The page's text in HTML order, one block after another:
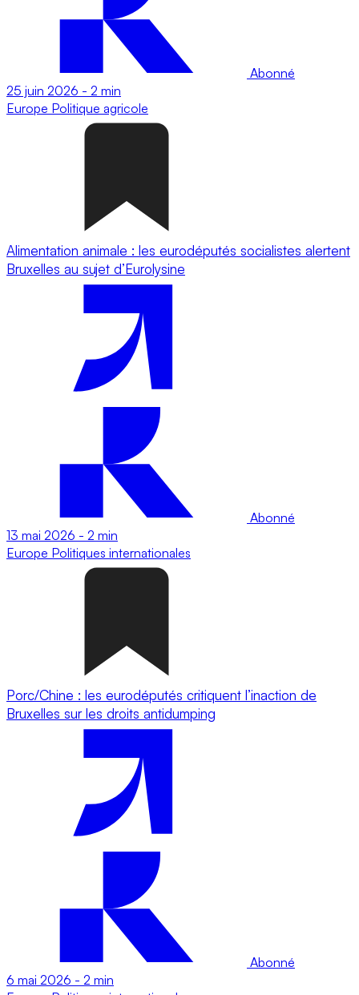
Abonné
25 juin 2026 - 2 min
Europe Politique agricole
Alimentation animale : les eurodéputés socialistes alertent
Bruxelles au sujet d’Eurolysine
Abonné
13 mai 2026 - 2 min
Europe Politiques internationales
Porc/Chine : les eurodéputés critiquent l’inaction de
Bruxelles sur les droits antidumping
Abonné
6 mai 2026 - 2 min